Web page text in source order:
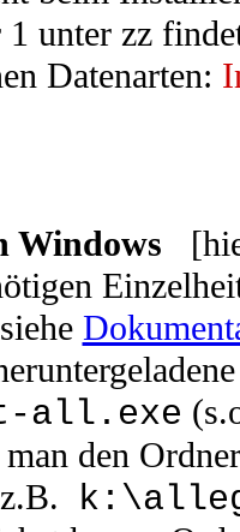
1 unter zz
Datenarten:
Windows
all.exe
den